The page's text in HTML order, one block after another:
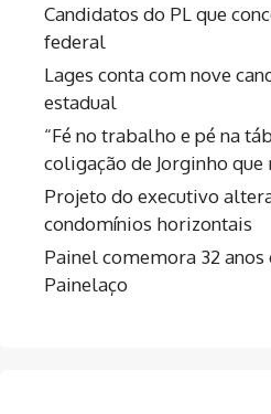
Candidatos do PL que
federal
Lages conta com nove
estadual
“Fé no trabalho e pé na
coligação de Jorginho
Projeto do executivo
condomínios horizontais
Painel comemora 32
Painelaço